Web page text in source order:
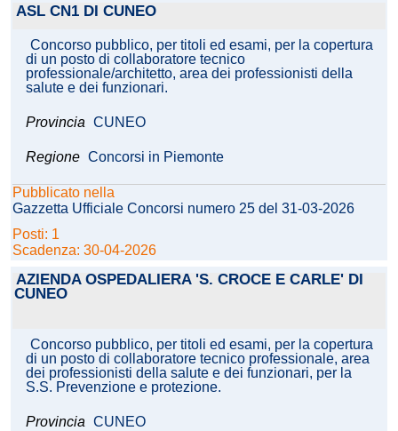
ASL CN1 DI CUNEO
Concorso pubblico, per titoli ed esami, per la copertura
di un posto di collaboratore tecnico
professionale/architetto, area dei professionisti della
salute e dei funzionari.
Provincia CUNEO
Regione Concorsi in Piemonte
Pubblicato nella
Gazzetta Ufficiale Concorsi numero 25 del 31-03-2026
Posti: 1
Scadenza: 30-04-2026
AZIENDA OSPEDALIERA 'S. CROCE E CARLE' DI
CUNEO
Concorso pubblico, per titoli ed esami, per la copertura
di un posto di collaboratore tecnico professionale, area
dei professionisti della salute e dei funzionari, per la
S.S. Prevenzione e protezione.
Provincia CUNEO